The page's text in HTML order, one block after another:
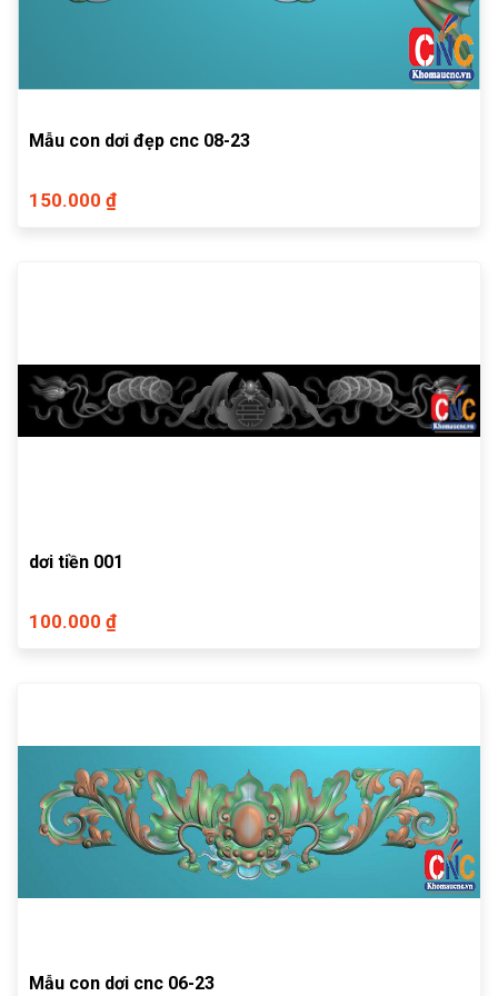
Mẫu con dơi đẹp cnc 08-23
150.000 ₫
dơi tiền 001
100.000 ₫
Mẫu con dơi cnc 06-23